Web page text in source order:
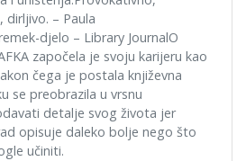
– Paula
djelo ­– Library JournalO
započela je svoju karijeru kao
čega je postala književna
se preobrazila u vrsnu
detalje svog života jer
opisuje daleko bolje nego što
učiniti.